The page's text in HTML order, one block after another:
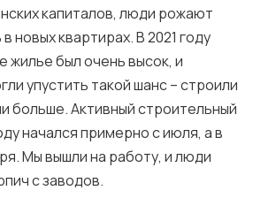
капиталов, люди рожают
новых квартирах. В 2021 году
жилье был очень высок, и
упустить такой шанс – строили
больше. Активный строительный
начался примерно с июля, а в
Мы вышли на работу, и люди
с заводов.